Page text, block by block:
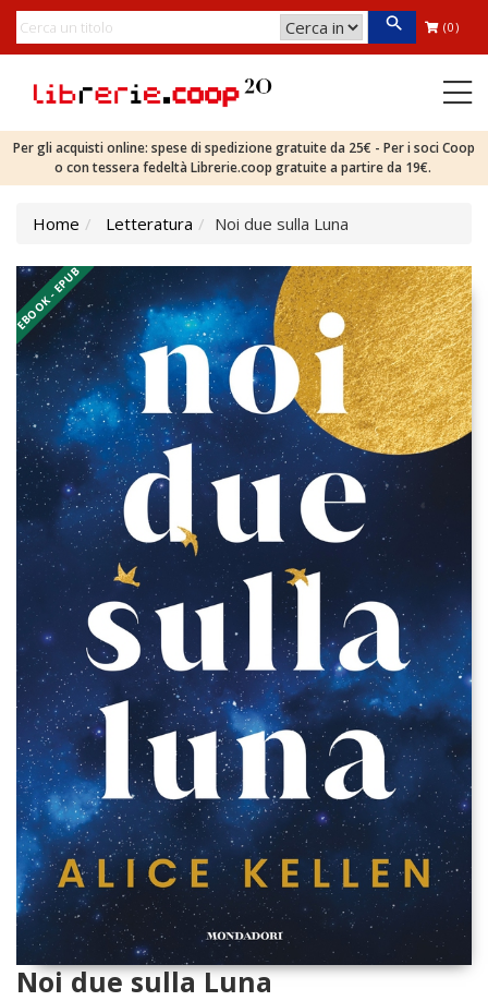
(0)
Per gli acquisti online: spese di spedizione gratuite da 25€ - Per i soci Coop
o con tessera fedeltà Librerie.coop gratuite a partire da 19€.
Home Letteratura Noi due sulla Luna
EBOOK - EPUB
Noi due sulla Luna